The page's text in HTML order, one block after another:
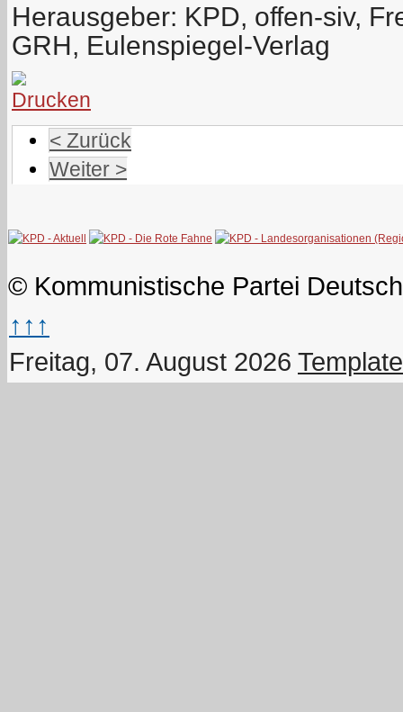
Herausgeber: KPD, offen-siv,
GRH, Eulenspiegel-Verlag
< Zurück
Weiter >
© Kommunistische Partei
↑↑↑
Freitag, 07. August 2026